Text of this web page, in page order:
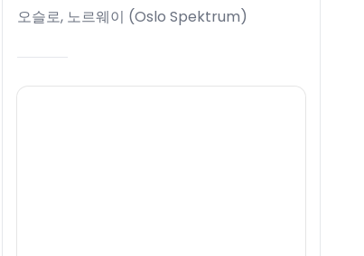
오슬로, 노르웨이 (Oslo Spektrum)